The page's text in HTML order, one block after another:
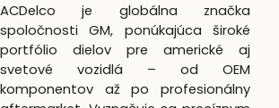
ACDelco je globálna značka
spoločnosti GM, ponúkajúca široké
portfólio dielov pre americké aj
svetové vozidlá – od OEM
komponentov až po profesionálny